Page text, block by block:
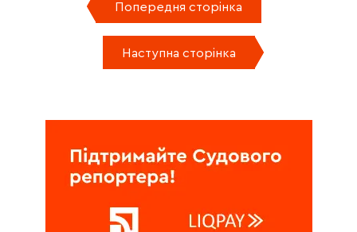
Попередня сторінка
Наступна сторінка